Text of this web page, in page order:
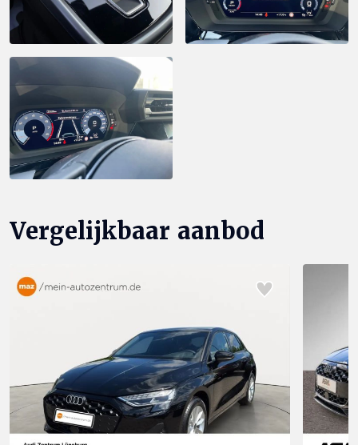
Vergelijkbaar aanbod